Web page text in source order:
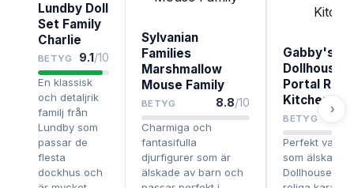
Lundby Doll
Set Family
Charlie
BETYG 9.1/10
En klassisk
och detaljrik
familj från
Lundby som
passar de
flesta
dockhus och
Sylvanian
Families
Marshmallow
Mouse Family
BETYG 8.8/10
Charmiga och
fantasifulla
djurfigurer som är
älskade av barn och
Gabby's
Dollhouse
Portal
Kitchen
BETYG
Perfekt val
som älskar
Dollhouse,
›